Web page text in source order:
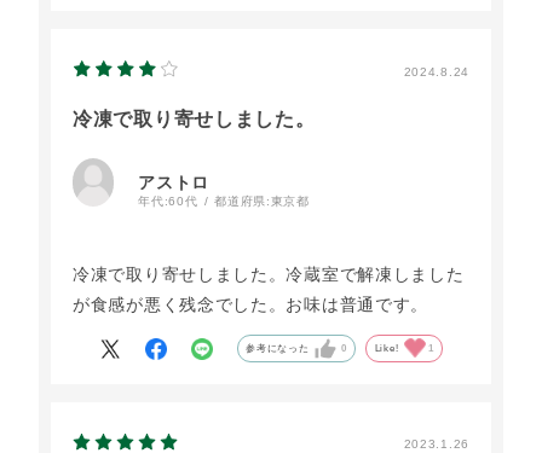
2024.8.24
冷凍で取り寄せしました。
アストロ
年代:60代 都道府県:東京都
冷凍で取り寄せしました。冷蔵室で解凍しました
が食感が悪く残念でした。お味は普通です。
参考になった 0 Like! 1
2023.1.26